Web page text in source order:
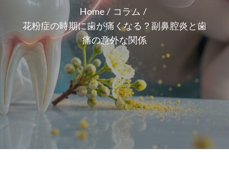
Home
コラム
花粉症の時期に歯が痛くなる？副鼻腔炎と歯
痛の意外な関係